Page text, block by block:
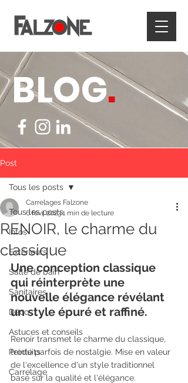
BLOG.
Post
Tous les posts
Infos
Extérieurs
Salle de bain
Sanitaires
Déco
Astuces et conseils
Produits
Carrelage
Tous les posts
RENOIR, le charme du
classique
Carrelages Falzone
6 févr. 20231 min de lecture
Une conception classique
qui réinterprète une
nouvelle élégance révélant
un style épuré et raffiné.
Renoir transmet le charme du classique,
teinté parfois de nostalgie. Mise en valeur
de l'excellence d'un style traditionnel
basé sur la qualité et l'élégance.